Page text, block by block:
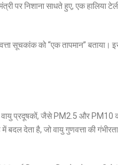
निशाना साधते हुए, एक हालिया
सूचकांक को “एक तापमान”
वायु प्रदूषकों, जैसे PM2.5 और
देता है, जो वायु गुणवत्ता की गंभीरता